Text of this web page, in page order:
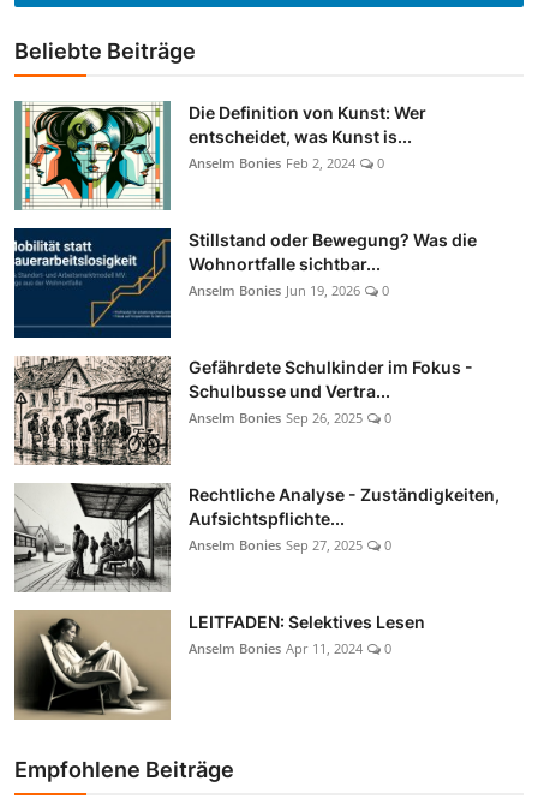
Beliebte Beiträge
Die Definition von Kunst: Wer
entscheidet, was Kunst is...
Anselm Bonies Feb 2, 2024 0
Stillstand oder Bewegung? Was die
Wohnortfalle sichtbar...
Anselm Bonies Jun 19, 2026 0
Gefährdete Schulkinder im Fokus -
Schulbusse und Vertra...
Anselm Bonies Sep 26, 2025 0
Rechtliche Analyse - Zuständigkeiten,
Aufsichtspflichte...
Anselm Bonies Sep 27, 2025 0
LEITFADEN: Selektives Lesen
Anselm Bonies Apr 11, 2024 0
Empfohlene Beiträge